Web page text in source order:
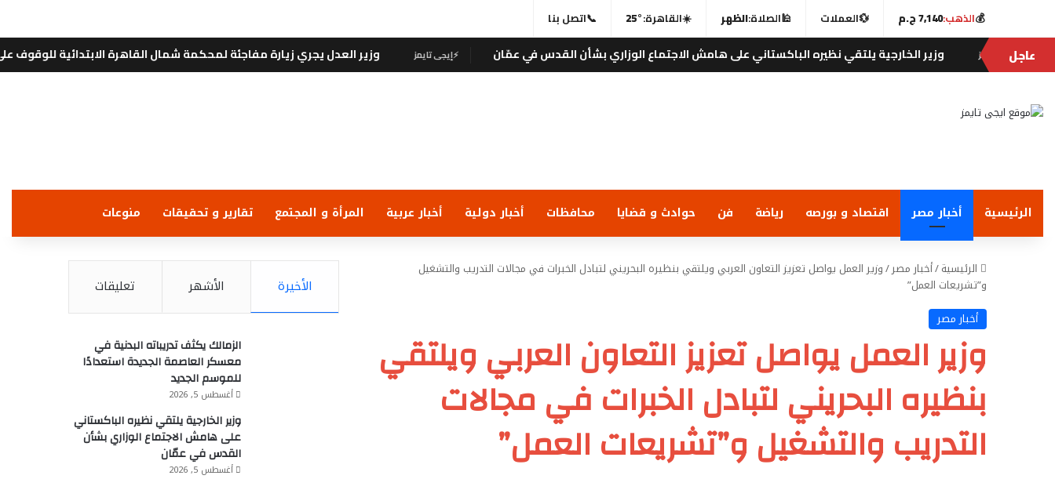
💰الذهب:7,140 ج.م 💱العملات 🕌الصلاة:الظهر ☀️القاهرة:25°
📞اتصل بنا
عاجل وزير الخارجية يلتقي نظيره الباكستاني على هامش الاجتماع الوزاري بشأن القدس في عمّان ⚡إيجى تايمز وزير العدل يجري زيارة مفاجئة لمحكمة شمال القاهرة الابتدائية للوقوف على انتظام
الرئيسية أخبار مصر اقتصاد و بورصه رياضة فن حوادث و قضايا محافظات أخبار دولية أخبار عربية المرأة و المجتمع تقارير و تحقيقات منوعات
الرئيسية/أخبار مصر/وزير العمل يواصل تعزيز التعاون العربي ويلتقي بنظيره البحريني لتبادل الخبرات في مجالات التدريب والتشغيل
و”تشريعات العمل”
أخبار مصر
وزير العمل يواصل تعزيز التعاون العربي ويلتقي
بنظيره البحريني لتبادل الخبرات في مجالات
التدريب والتشغيل و”تشريعات العمل”
الأخيرة الأشهر تعليقات
الزمالك يكثف تدريباته البدنية في
معسكر العاصمة الجديدة استعدادًا
للموسم الجديد
أغسطس 5, 2026
وزير الخارجية يلتقي نظيره الباكستاني
على هامش الاجتماع الوزاري بشأن
القدس في عمّان
أغسطس 5, 2026